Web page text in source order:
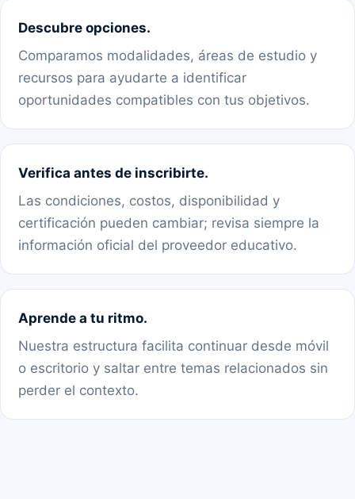
Descubre opciones.
Comparamos modalidades, áreas de estudio y
recursos para ayudarte a identificar
oportunidades compatibles con tus objetivos.
Verifica antes de inscribirte.
Las condiciones, costos, disponibilidad y
certificación pueden cambiar; revisa siempre la
información oficial del proveedor educativo.
Aprende a tu ritmo.
Nuestra estructura facilita continuar desde móvil
o escritorio y saltar entre temas relacionados sin
perder el contexto.